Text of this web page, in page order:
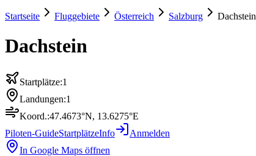
Startseite Fluggebiete Österreich Salzburg Dachstein
Dachstein
Startplätze:1
Landungen:1
Koord.:47.4673°N, 13.6275°E
Piloten-GuideStartplätzeInfo
Anmelden
In Google Maps öffnen